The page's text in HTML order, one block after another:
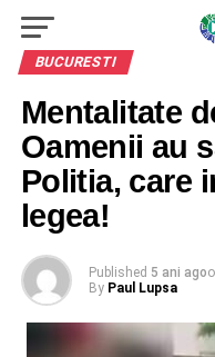
BUCURESTI
Mentalitate
Oamenii au
Politia, care
legea!
Published 5 ani ago
By Paul Lupsa